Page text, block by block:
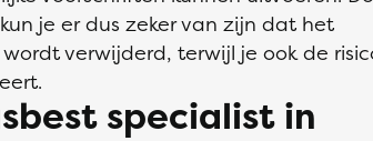
je er dus zeker van zijn dat het
verwijderd, terwijl je ook de
specialist in